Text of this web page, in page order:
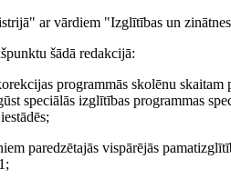
ar vārdiem "Izglītības un
šādā redakcijā:
programmās skolēnu
speciālās izglītības programmas
paredzētajās vispārējās